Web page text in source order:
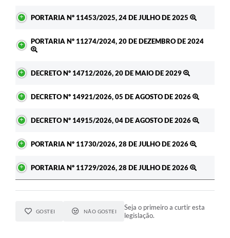
PORTARIA Nº 11453/2025, 24 DE JULHO DE 2025
PORTARIA Nº 11274/2024, 20 DE DEZEMBRO DE 2024
DECRETO Nº 14712/2026, 20 DE MAIO DE 2029
DECRETO Nº 14921/2026, 05 DE AGOSTO DE 2026
DECRETO Nº 14915/2026, 04 DE AGOSTO DE 2026
PORTARIA Nº 11730/2026, 28 DE JULHO DE 2026
PORTARIA Nº 11729/2026, 28 DE JULHO DE 2026
GOSTEI NÃO GOSTEI
Seja o primeiro a curtir esta
legislação.